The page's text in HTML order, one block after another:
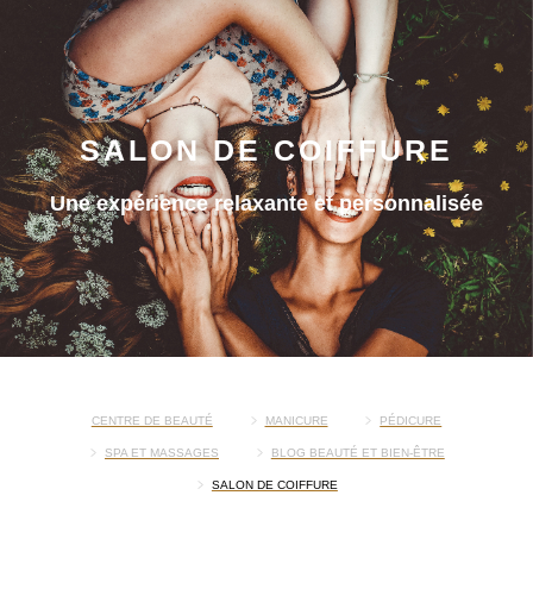
SALON DE COIFFURE
Une expérience relaxante et personnalisée
CENTRE DE BEAUTÉ MANICURE PÉDICURE
SPA ET MASSAGES BLOG BEAUTÉ ET BIEN-ÊTRE
SALON DE COIFFURE